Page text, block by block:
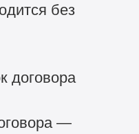
без
договора
—